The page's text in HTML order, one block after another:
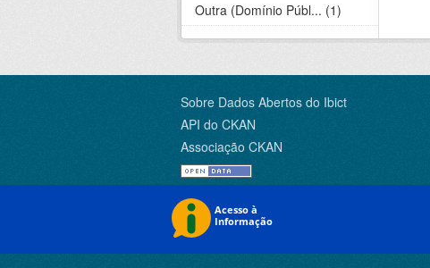
Outra (Domínio Públ... (1)
Sobre Dados Abertos do Ibict
API do CKAN
Associação CKAN